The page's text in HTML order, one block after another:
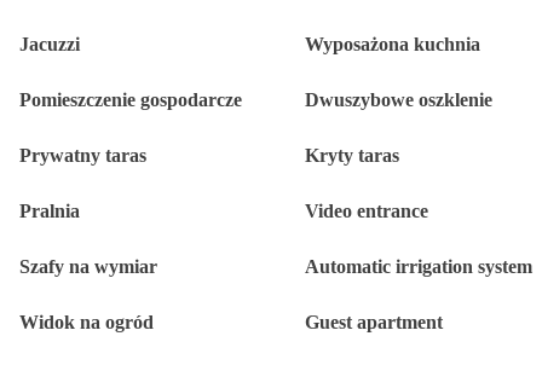
Jacuzzi
Pomieszczenie gospodarcze
Prywatny taras
Pralnia
Szafy na wymiar
Widok na ogród
Wyposażona kuchnia
Dwuszybowe oszklenie
Kryty taras
Video entrance
Automatic irrigation system
Guest apartment